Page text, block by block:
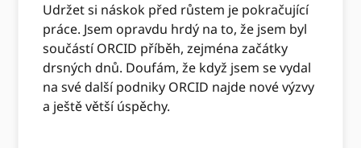
Udržet si náskok před růstem je pokračující
práce. Jsem opravdu hrdý na to, že jsem byl
součástí ORCID příběh, zejména začátky
drsných dnů. Doufám, že když jsem se vydal
na své další podniky ORCID najde nové výzvy
a ještě větší úspěchy.